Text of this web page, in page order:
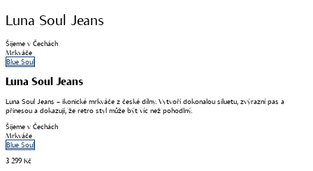
Luna Soul Jeans
Šijeme v Čechách
Mrkváče
Blue Soul
Luna Soul Jeans
Luna Soul Jeans – ikonické mrkváče z české dílny. Vytvoří dokonalou siluetu, zvýrazní pas a
přinesou a dokazují, že retro styl může být víc než pohodlný.
Šijeme v Čechách
Mrkváče
Blue Soul
3 299 Kč